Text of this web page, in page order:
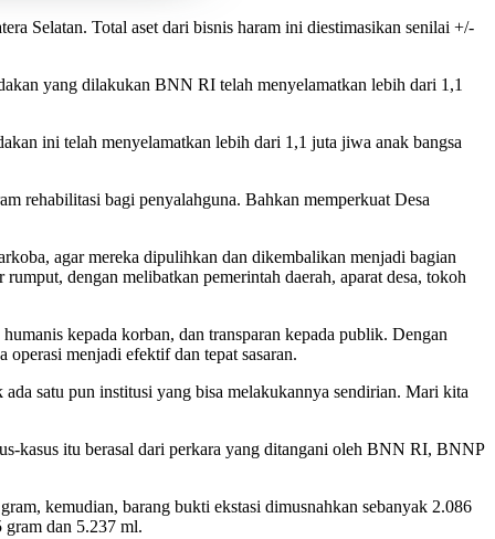
Selatan. Total aset dari bisnis haram ini diestimasikan senilai +/-
yang dilakukan BNN RI telah menyelamatkan lebih dari 1,1
ini telah menyelamatkan lebih dari 1,1 juta jiwa anak bangsa
rehabilitasi bagi penyalahguna. Bahkan memperkuat Desa
agar mereka dipulihkan dan dikembalikan menjadi bagian
dengan melibatkan pemerintah daerah, aparat desa, tokoh
kepada korban, dan transparan kepada publik. Dengan
menjadi efektif dan tepat sasaran.
satu pun institusi yang bisa melakukannya sendirian. Mari kita
kasus itu berasal dari perkara yang ditangani oleh BNN RI, BNNP
kemudian, barang bukti ekstasi dimusnahkan sebanyak 2.086
gram dan 5.237 ml.